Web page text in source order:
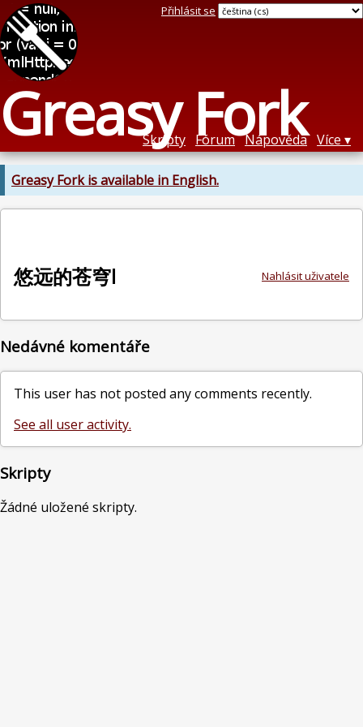
Greasy Fork
Přihlásit se
Skripty Fórum Nápověda Více
Greasy Fork is available in English.
Nahlásit uživatele
悠远的苍穹l
Nedávné komentáře
This user has not posted any comments recently.
See all user activity.
Skripty
Žádné uložené skripty.